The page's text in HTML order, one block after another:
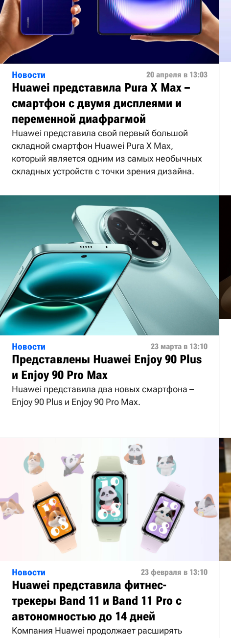
Новости 20 апреля в 13:03
Huawei представила Pura X Max –
смартфон с двумя дисплеями и
переменной диафрагмой
Huawei представила свой первый большой
складной смартфон Huawei Pura X Max,
который является одним из самых необычных
складных устройств с точки зрения дизайна.
Новости 23 марта в 13:10
Представлены Huawei Enjoy 90 Plus
и Enjoy 90 Pro Max
Huawei представила два новых смартфона –
Enjoy 90 Plus и Enjoy 90 Pro Max.
Новости 23 февраля в 13:10
Huawei представила фитнес-
трекеры Band 11 и Band 11 Pro с
автономностью до 14 дней
Компания Huawei продолжает расширять